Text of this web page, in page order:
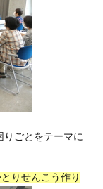
ごとをテーマに
りせんこう作り